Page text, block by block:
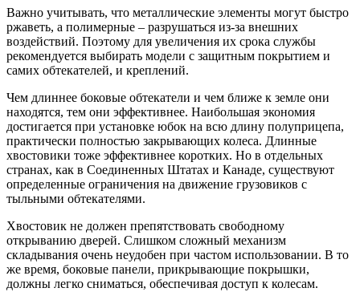
Важно учитывать, что металлические элементы могут быстро
ржаветь, а полимерные – разрушаться из-за внешних
воздействий. Поэтому для увеличения их срока службы
рекомендуется выбирать модели с защитным покрытием и
самих обтекателей, и креплений.
Чем длиннее боковые обтекатели и чем ближе к земле они
находятся, тем они эффективнее. Наибольшая экономия
достигается при установке юбок на всю длину полуприцепа,
практически полностью закрывающих колеса. Длинные
хвостовики тоже эффективнее коротких. Но в отдельных
странах, как в Соединенных Штатах и Канаде, существуют
определенные ограничения на движение грузовиков с
тыльными обтекателями.
Хвостовик не должен препятствовать свободному
открыванию дверей. Слишком сложный механизм
складывания очень неудобен при частом использовании. В то
же время, боковые панели, прикрывающие покрышки,
должны легко сниматься, обеспечивая доступ к колесам.